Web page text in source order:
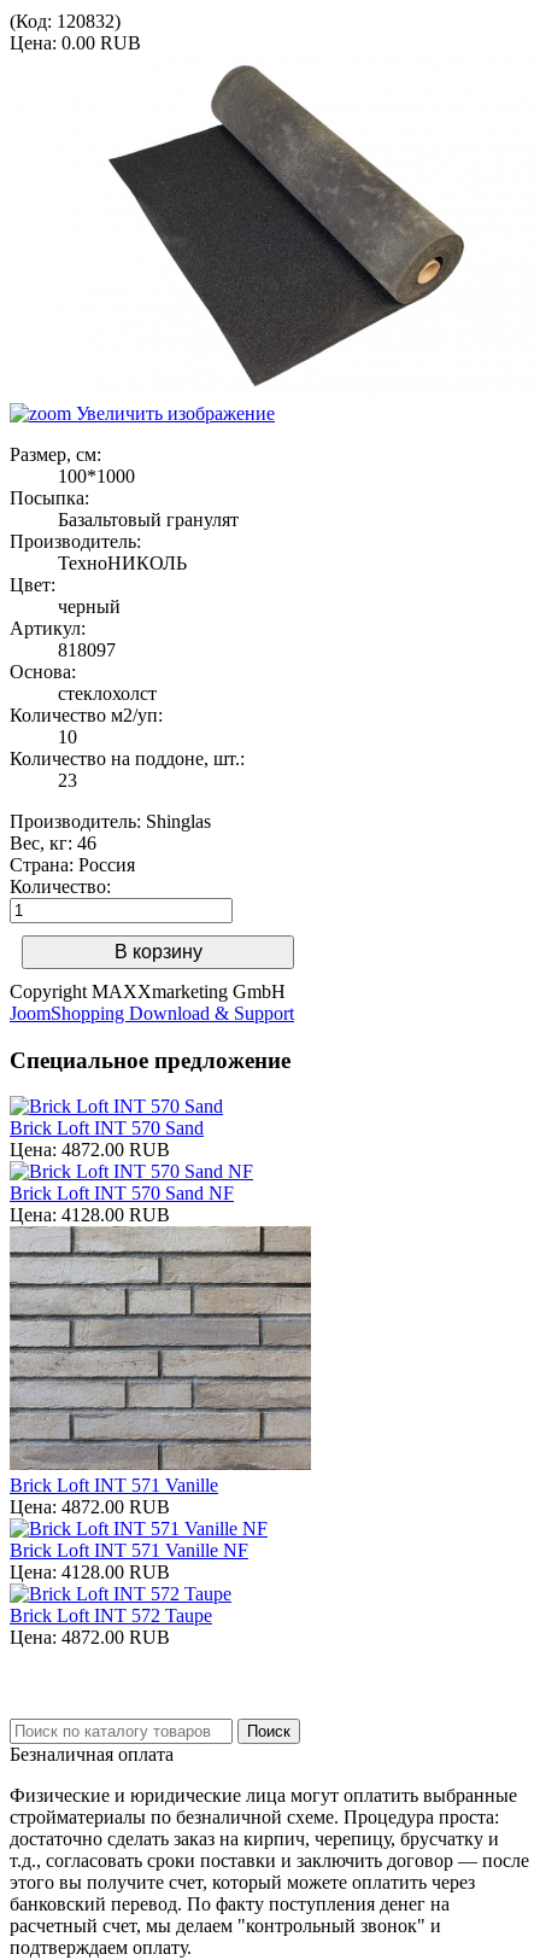
(Код: 120832)
Цена: 0.00 RUB
Увеличить изображение
Размер, см:
100*1000
Посыпка:
Базальтовый гранулят
Производитель:
ТехноНИКОЛЬ
Цвет:
черный
Артикул:
818097
Основа:
стеклохолст
Количество м2/уп:
10
Количество на поддоне, шт.:
23
Производитель: Shinglas
Вес, кг: 46
Страна: Россия
Количество:
Copyright MAXXmarketing GmbH
JoomShopping Download & Support
Специальное предложение
Brick Loft INT 570 Sand
Цена: 4872.00 RUB
Brick Loft INT 570 Sand NF
Цена: 4128.00 RUB
Brick Loft INT 571 Vanille
Цена: 4872.00 RUB
Brick Loft INT 571 Vanille NF
Цена: 4128.00 RUB
Brick Loft INT 572 Taupe
Цена: 4872.00 RUB
Безналичная оплата
Физические и юридические лица могут оплатить выбранные
стройматериалы по безналичной схеме. Процедура проста:
достаточно сделать заказ на кирпич, черепицу, брусчатку и
т.д., согласовать сроки поставки и заключить договор — после
этого вы получите счет, который можете оплатить через
банковский перевод. По факту поступления денег на
расчетный счет, мы делаем "контрольный звонок" и
подтверждаем оплату.